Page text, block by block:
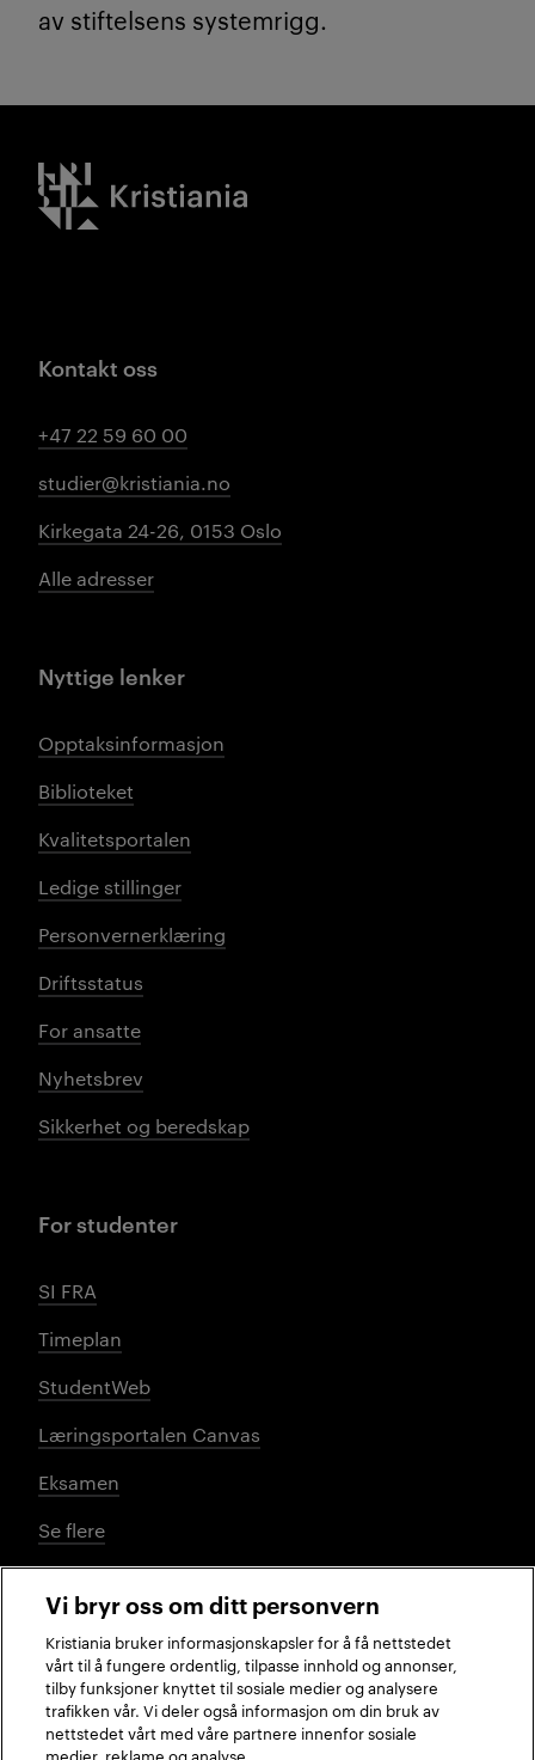
av stiftelsens systemrigg.
Kristiania logo
Kontakt oss
+47 22 59 60 00
studier@kristiania.no
Kirkegata 24-26, 0153 Oslo
Alle adresser
Nyttige lenker
Opptaksinformasjon
Biblioteket
Kvalitetsportalen
Ledige stillinger
Personvernerklæring
Driftsstatus
For ansatte
Nyhetsbrev
Sikkerhet og beredskap
For studenter
SI FRA
Timeplan
StudentWeb
Læringsportalen Canvas
Eksamen
Se flere
Sosiale medier
FacebookInstagramLinkedInTikTok
Vi bryr oss om ditt personvern
Kristiania bruker informasjonskapsler for å få nettstedet
vårt til å fungere ordentlig, tilpasse innhold og annonser,
tilby funksjoner knyttet til sosiale medier og analysere
trafikken vår. Vi deler også informasjon om din bruk av
nettstedet vårt med våre partnere innenfor sosiale
medier, reklame og analyse.